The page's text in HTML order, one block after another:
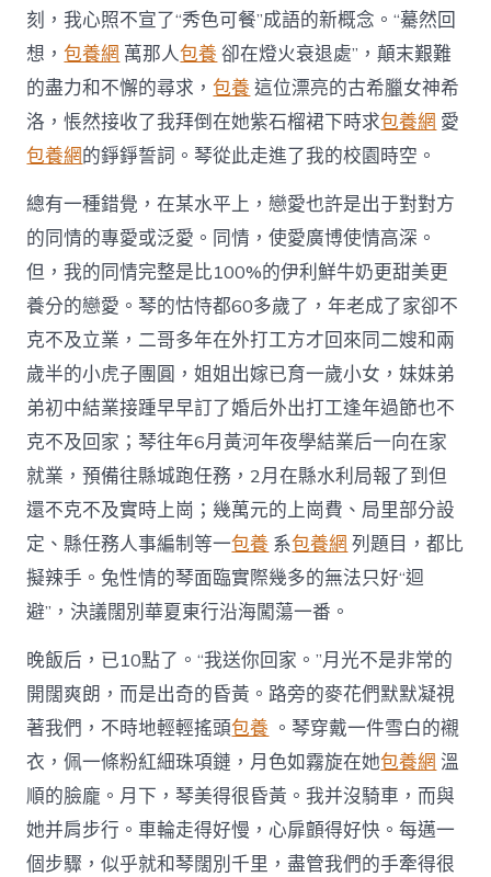
刻，我心照不宣了“秀色可餐”成語的新概念。“驀然回
想，包養網 萬那人包養 卻在燈火衰退處”，顛末艱難
的盡力和不懈的尋求，包養 這位漂亮的古希臘女神希
洛，悵然接收了我拜倒在她紫石榴裙下時求包養網 愛
包養網的錚錚誓詞。琴從此走進了我的校園時空。
總有一種錯覺，在某水平上，戀愛也許是出于對對方
的同情的專愛或泛愛。同情，使愛廣博使情高深。
但，我的同情完整是比100%的伊利鮮牛奶更甜美更
養分的戀愛。琴的怙恃都60多歲了，年老成了家卻不
克不及立業，二哥多年在外打工方才回來同二嫂和兩
歲半的小虎子團圓，姐姐出嫁已育一歲小女，妹妹弟
弟初中結業接踵早早訂了婚后外出打工逢年過節也不
克不及回家；琴往年6月黃河年夜學結業后一向在家
就業，預備往縣城跑任務，2月在縣水利局報了到但
還不克不及實時上崗；幾萬元的上崗費、局里部分設
定、縣任務人事編制等一包養 系包養網 列題目，都比
擬辣手。兔性情的琴面臨實際幾多的無法只好“迴
避”，決議闊別華夏東行沿海闖蕩一番。
晚飯后，已10點了。“我送你回家。”月光不是非常的
開闊爽朗，而是出奇的昏黃。路旁的麥花們默默凝視
著我們，不時地輕輕搖頭包養 。琴穿戴一件雪白的襯
衣，佩一條粉紅細珠項鏈，月色如霧旋在她包養網 溫
順的臉龐。月下，琴美得很昏黃。我并沒騎車，而與
她并肩步行。車輪走得好慢，心扉顫得好快。每邁一
個步驟，似乎就和琴闊別千里，盡管我們的手牽得很